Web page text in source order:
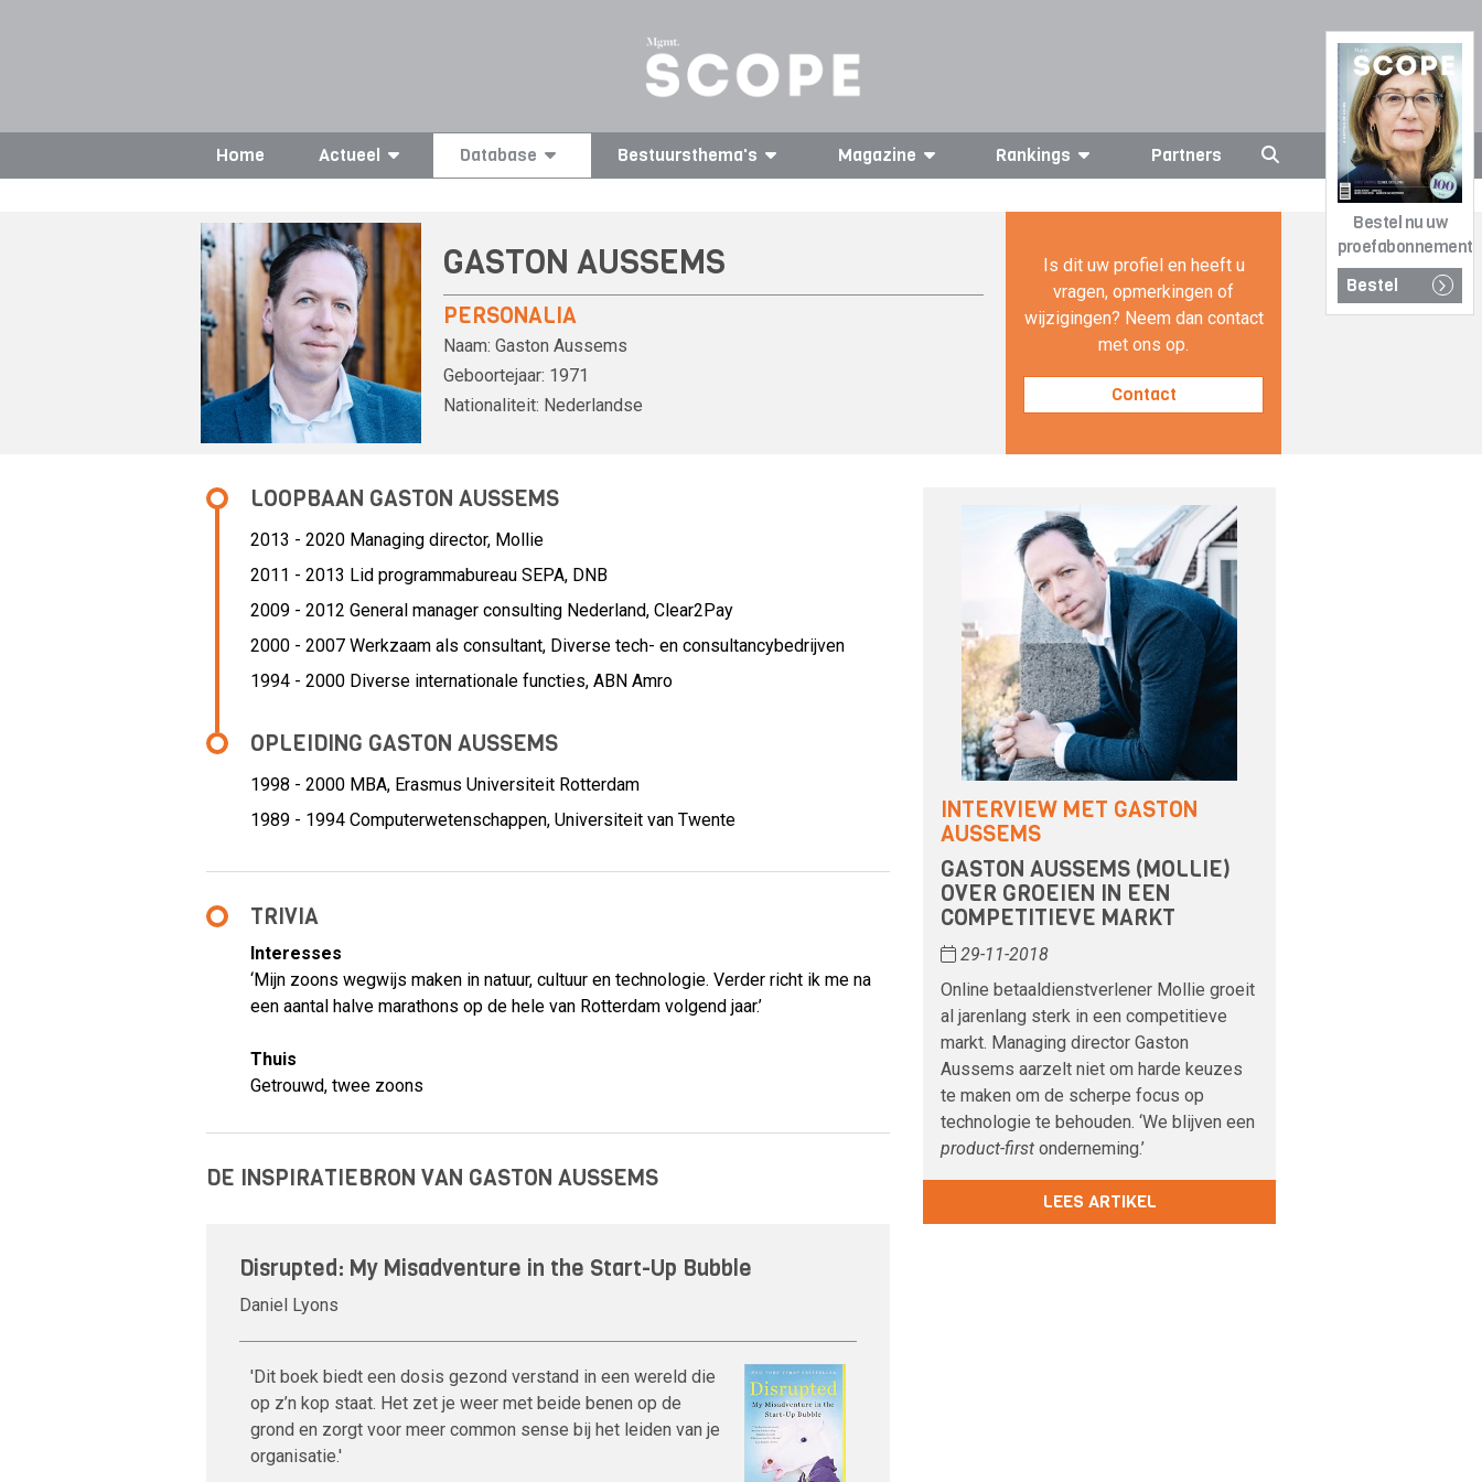
Bestel nu uw
proefabonnement
Bestel
Home Actueel Database Bestuursthema's Magazine Rankings Partners
GASTON AUSSEMS
PERSONALIA
Naam: Gaston Aussems
Geboortejaar: 1971
Nationaliteit: Nederlandse
Is dit uw profiel en heeft u
vragen, opmerkingen of
wijzigingen? Neem dan contact
met ons op.
Contact
LOOPBAAN GASTON AUSSEMS
2013 - 2020 Managing director, Mollie
2011 - 2013 Lid programmabureau SEPA, DNB
2009 - 2012 General manager consulting Nederland, Clear2Pay
2000 - 2007 Werkzaam als consultant, Diverse tech- en consultancybedrijven
1994 - 2000 Diverse internationale functies, ABN Amro
OPLEIDING GASTON AUSSEMS
1998 - 2000 MBA, Erasmus Universiteit Rotterdam
1989 - 1994 Computerwetenschappen, Universiteit van Twente
TRIVIA
Interesses
‘Mijn zoons wegwijs maken in natuur, cultuur en technologie. Verder richt ik me na
een aantal halve marathons op de hele van Rotterdam volgend jaar.’
Thuis
Getrouwd, twee zoons
DE INSPIRATIEBRON VAN GASTON AUSSEMS
Disrupted: My Misadventure in the Start-Up Bubble
Daniel Lyons
'Dit boek biedt een dosis gezond verstand in een wereld die
op z’n kop staat. Het zet je weer met beide benen op de
grond en zorgt voor meer common sense bij het leiden van je
organisatie.'
INTERVIEW MET GASTON
AUSSEMS
GASTON AUSSEMS (MOLLIE)
OVER GROEIEN IN EEN
COMPETITIEVE MARKT
29-11-2018
Online betaaldienstverlener Mollie groeit
al jarenlang sterk in een competitieve
markt. Managing director Gaston
Aussems aarzelt niet om harde keuzes
te maken om de scherpe focus op
technologie te behouden. ‘We blijven een
product-first onderneming.’
LEES ARTIKEL